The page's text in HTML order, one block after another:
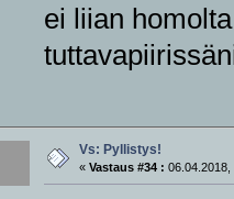
ei liian
Vs: Pyllistys!
« Vastaus #34 : 06.04.2018,